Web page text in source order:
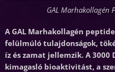
GAL Marhakollagén
A GAL Marhakollagén
felülmúló tulajdonságok,
íz és zamat jellemzik. A
kimagasló bioaktivitást, a